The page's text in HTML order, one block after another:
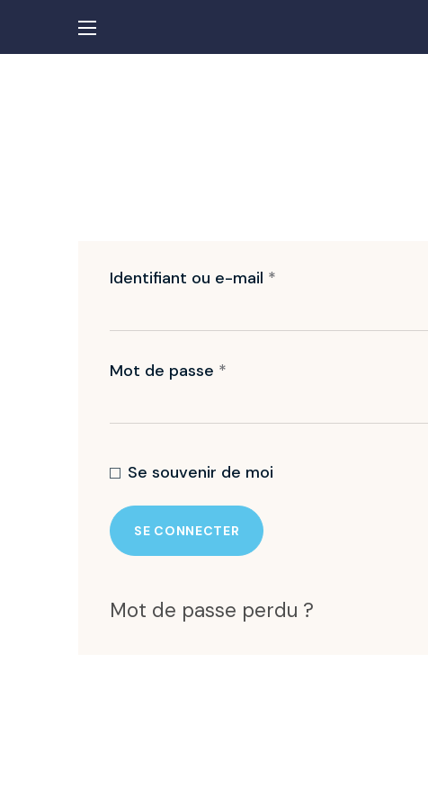
Identifiant ou e-mail *
Mot de passe *
Se souvenir de moi
SE CONNECTER
Mot de passe perdu ?